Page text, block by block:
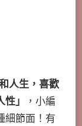
人生，喜歡
」
，小編
細節面！有